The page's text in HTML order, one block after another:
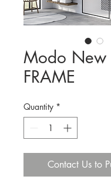
Modo New
FRAME
Quantity *
Contact Us to